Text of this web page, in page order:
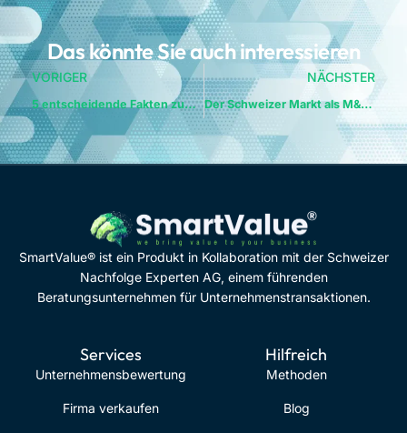
Das könnte Sie auch interessieren
VORIGER
5 entscheidende Fakten zum Zoll Schweiz USA
NÄCHSTER
Der Schweizer Markt als M&A-Nährboden
SmartValue® ist ein Produkt in Kollaboration mit der Schweizer
Nachfolge Experten AG, einem führenden
Beratungsunternehmen für Unternehmenstransaktionen.
Services
Unternehmensbewertung
Firma verkaufen
Hilfreich
Methoden
Blog